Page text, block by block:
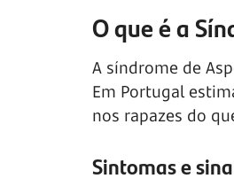
O que é a
A síndrome de
Em Portugal
nos rapazes do
Sintomas e